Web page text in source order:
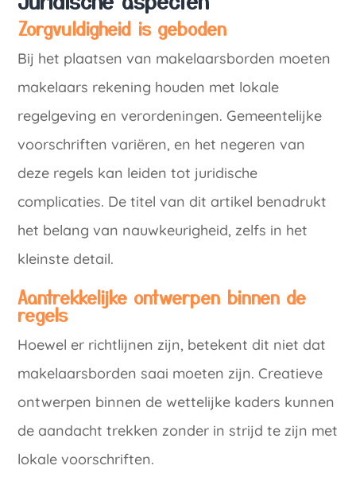
Zorgvuldigheid is geboden
Bij het plaatsen van makelaarsborden moeten
makelaars rekening houden met lokale
regelgeving en verordeningen. Gemeentelijke
voorschriften variëren, en het negeren van
deze regels kan leiden tot juridische
complicaties. De titel van dit artikel benadrukt
het belang van nauwkeurigheid, zelfs in het
kleinste detail.
Aantrekkelijke ontwerpen binnen de
regels
Hoewel er richtlijnen zijn, betekent dit niet dat
makelaarsborden saai moeten zijn. Creatieve
ontwerpen binnen de wettelijke kaders kunnen
de aandacht trekken zonder in strijd te zijn met
lokale voorschriften.